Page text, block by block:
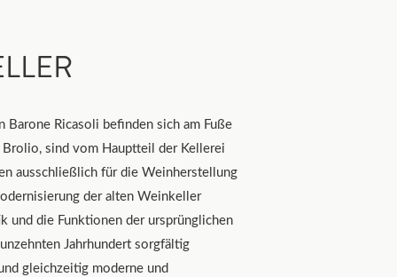
Ricasoli befinden sich am Fuße
sind vom Hauptteil der Kellerei
ausschließlich für die Weinherstellung
der alten Weinkeller
und die Funktionen der ursprünglichen
Jahrhundert sorgfältig
gleichzeitig moderne und